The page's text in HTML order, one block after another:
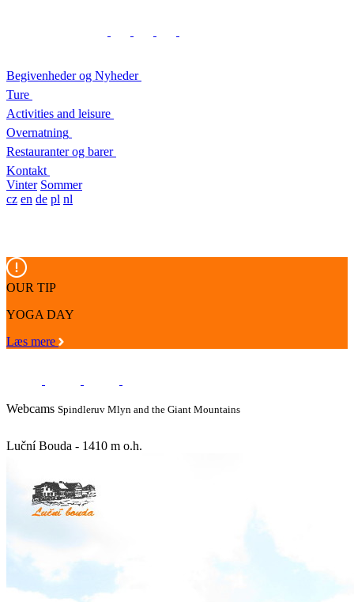
Begivenheder og Nyheder
Ture
Activities and leisure
Overnatning
Restauranter og barer
Kontakt
Vinter Sommer
cz en de pl nl
OUR TIP
YOGA DAY
Læs mere
Webcams Spindleruv Mlyn and the Giant Mountains
Luční Bouda - 1410 m o.h.